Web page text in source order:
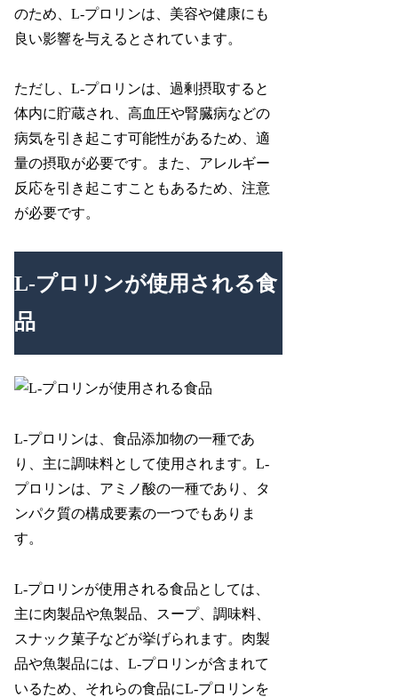
のため、L-プロリンは、美容や健康にも
良い影響を与えるとされています。
ただし、L-プロリンは、過剰摂取すると
体内に貯蔵され、高血圧や腎臓病などの
病気を引き起こす可能性があるため、適
量の摂取が必要です。また、アレルギー
反応を引き起こすこともあるため、注意
が必要です。
L-プロリンが使用される食
品
L-プロリンは、食品添加物の一種であ
り、主に調味料として使用されます。L-
プロリンは、アミノ酸の一種であり、タ
ンパク質の構成要素の一つでもありま
す。
L-プロリンが使用される食品としては、
主に肉製品や魚製品、スープ、調味料、
スナック菓子などが挙げられます。肉製
品や魚製品には、L-プロリンが含まれて
いるため、それらの食品にL-プロリンを